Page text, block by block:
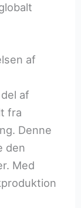
af
af
fra
Denne
den
Med